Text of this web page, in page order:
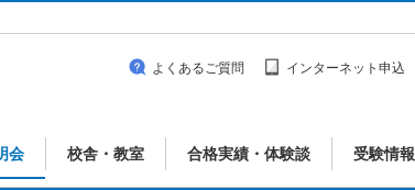
会 校舎・教室 合格実績・体験談 受験情報
よくあるご質問 インターネット申込